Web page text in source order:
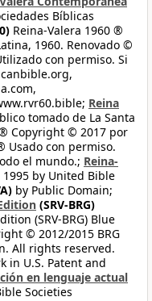
Bíblicas
Reina-Valera 1960 ®
1960. Renovado ©
con permiso. Si
Reina
tomado de La Santa
Copyright © 2017 por
Usado con permiso.
el mundo.; Reina-
by United Bible
by Public Domain;
(SRV-BRG)
(SRV-BRG) Blue
© 2012/2015 BRG
All rights reserved.
in U.S. Patent and
en lenguaje actual
Societies